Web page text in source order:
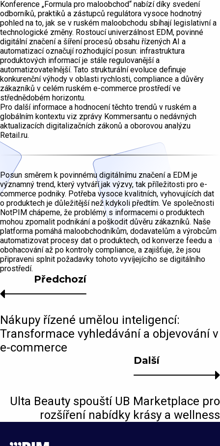
Konference „Formula pro maloobchod“ nabízí díky svedení
odborníků, praktiků a zástupců regulátora vysoce hodnotný
pohled na to, jak se v ruském maloobchodu sbíhají legislativní a
technologické změny. Rostoucí univerzálnost EDM, povinné
digitální značení a šíření procesů obsahu řízených AI a
automatizací označují rozhodující posun: infrastruktura
produktových informací je stále regulovanější a
automatizovatelnější. Tato strukturální evoluce definuje
konkurenční výhody v oblasti rychlosti, compliance a důvěry
zákazníků v celém ruském e-commerce prostředí ve
střednědobém horizontu.
Pro další informace a hodnocení těchto trendů v ruském a
globálním kontextu viz zprávy Kommersantu o nedávných
aktualizacích digitalizačních zákonů a oborovou analýzu
Retail.ru.
Posun směrem k povinnému digitálnímu značení a EDM je
významný trend, který vytváří jak výzvy, tak příležitosti pro e-
commerce podniky. Potřeba vysoce kvalitních, vyhovujících dat
o produktech je důležitější než kdykoli předtím. Ve společnosti
NotPIM chápeme, že problémy s informacemi o produktech
mohou zpomalit podnikání a poškodit důvěru zákazníků. Naše
platforma pomáhá maloobchodníkům, dodavatelům a výrobcům
automatizovat procesy dat o produktech, od konverze feedu a
obohacování až po kontroly compliance, a zajišťuje, že jsou
připraveni splnit požadavky tohoto vyvíjejícího se digitálního
prostředí.
Další
Ulta Beauty spouští UB Marketplace pro
rozšíření nabídky krásy a wellness
Předchozí
Nákupy řízené umělou inteligencí:
Transformace vyhledávání a objevování v
e-commerce